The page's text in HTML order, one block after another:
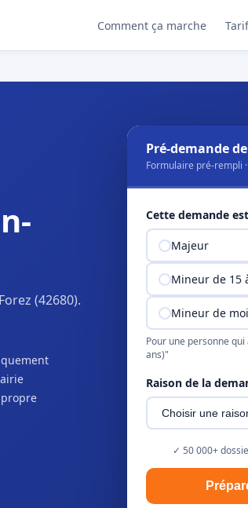
Comment ça marche
(42680).
Pré-demande
Formulaire pré-rempli
Cette demande
Majeur
Mineur de 15
Mineur de
Pour une personne
ans)"
Raison de la
✓ 50 000+